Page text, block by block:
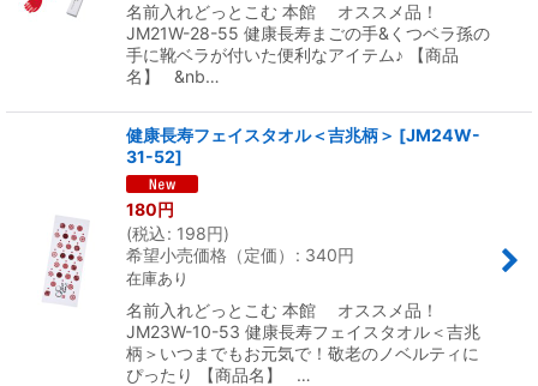
名前入れどっとこむ 本館 オススメ品！
JM21W-28-55 健康長寿まごの手&くつベラ孫の
手に靴ベラが付いた便利なアイテム♪ 【商品
名】 &nb…
健康長寿フェイスタオル＜吉兆柄＞ [JM24W-
31-52]
180円
(税込: 198円)
希望小売価格（定価）
: 340円
在庫あり
名前入れどっとこむ 本館 オススメ品！
JM23W-10-53 健康長寿フェイスタオル＜吉兆
柄＞いつまでもお元気で！敬老のノベルティに
ぴったり 【商品名】 …